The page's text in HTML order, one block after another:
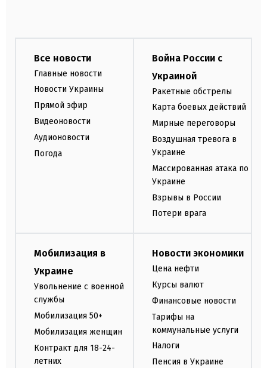
Все новости
Главные новости
Новости Украины
Прямой эфир
Видеоновости
Аудионовости
Погода
Война России с
Украиной
Ракетные обстрелы
Карта боевых действий
Мирные переговоры
Воздушная тревога в
Украине
Массированная атака по
Украине
Взрывы в России
Потери врага
Мобилизация в
Украине
Увольнение с военной
службы
Мобилизация 50+
Мобилизация женщин
Контракт для 18-24-
летних
Новости экономики
Цена нефти
Курсы валют
Финансовые новости
Тарифы на
коммунальные услуги
Налоги
Пенсия в Украине